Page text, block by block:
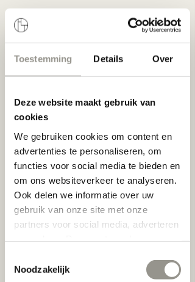
Toestemming Details Over
Deze website maakt gebruik van
cookies
We gebruiken cookies om content en
advertenties te personaliseren, om
functies voor social media te bieden en
om ons websiteverkeer te analyseren.
Ook delen we informatie over uw
gebruik van onze site met onze
partners voor social media, adverteren
andere informatie die u aan ze heeft
Noodzakelijk
'Als ik niet met
brillen bezig
ben, dan toer ik
samen met mijn